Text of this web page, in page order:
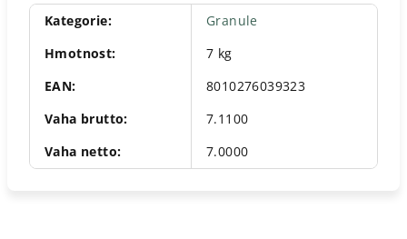
Kategorie:
Granule
Hmotnost:
7 kg
EAN:
8010276039323
Vaha brutto:
7.1100
Vaha netto: 7.0000